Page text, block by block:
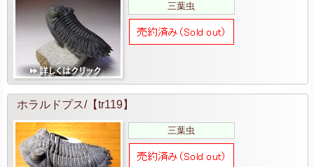
三葉虫
ホラルドプス/【tr119】
三葉虫